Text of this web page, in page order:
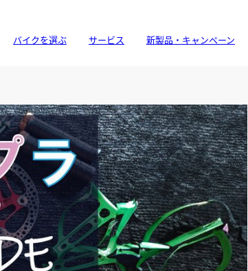
バイクを選ぶ サービス 新製品・キャンペーン